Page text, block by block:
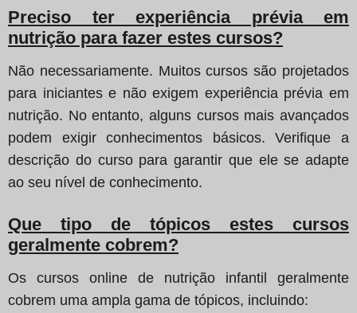
Preciso ter experiência prévia em
nutrição para fazer estes cursos?
Não necessariamente. Muitos cursos são projetados
para iniciantes e não exigem experiência prévia em
nutrição. No entanto, alguns cursos mais avançados
podem exigir conhecimentos básicos. Verifique a
descrição do curso para garantir que ele se adapte
ao seu nível de conhecimento.
Que tipo de tópicos estes cursos
geralmente cobrem?
Os cursos online de nutrição infantil geralmente
cobrem uma ampla gama de tópicos, incluindo: